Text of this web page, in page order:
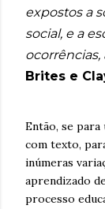
expostos a
social, e a
ocorrências,
Brites e
Então, se
com texto,
inúmeras
aprendizado
processo